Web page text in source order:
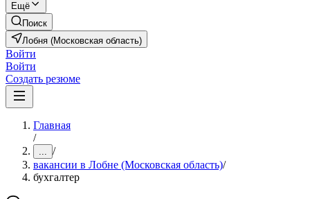
Ещё
Поиск
Лобня (Московская область)
Войти
Войти
Создать резюме
Главная
/
... /
вакансии в Лобне (Московская область)/
бухгалтер